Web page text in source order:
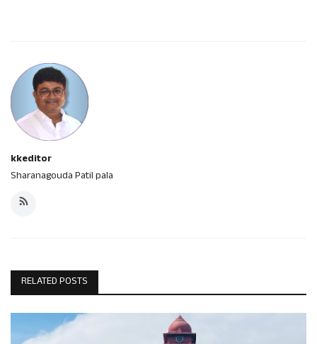
kkeditor
Sharanagouda Patil pala
RELATED POSTS